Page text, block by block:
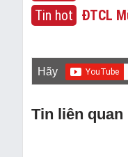
Tin hot ĐTCL
Hãy
Tin liên quan